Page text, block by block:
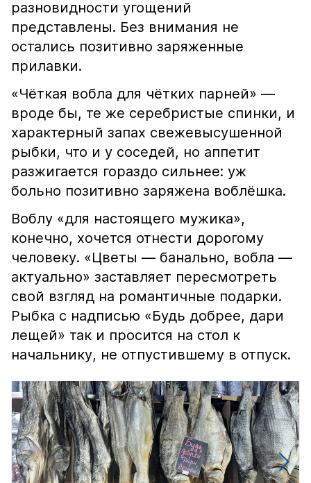
разновидности угощений
представлены. Без внимания не
остались позитивно заряженные
прилавки.
«Чёткая вобла для чётких парней» —
вроде бы, те же серебристые спинки, и
характерный запах свежевысушенной
рыбки, что и у соседей, но аппетит
разжигается гораздо сильнее: уж
больно позитивно заряжена воблёшка.
Воблу «для настоящего мужика»,
конечно, хочется отнести дорогому
человеку. «Цветы — банально, вобла —
актуально» заставляет пересмотреть
свой взгляд на романтичные подарки.
Рыбка с надписью «Будь добрее, дари
лещей» так и просится на стол к
начальнику, не отпустившему в отпуск.